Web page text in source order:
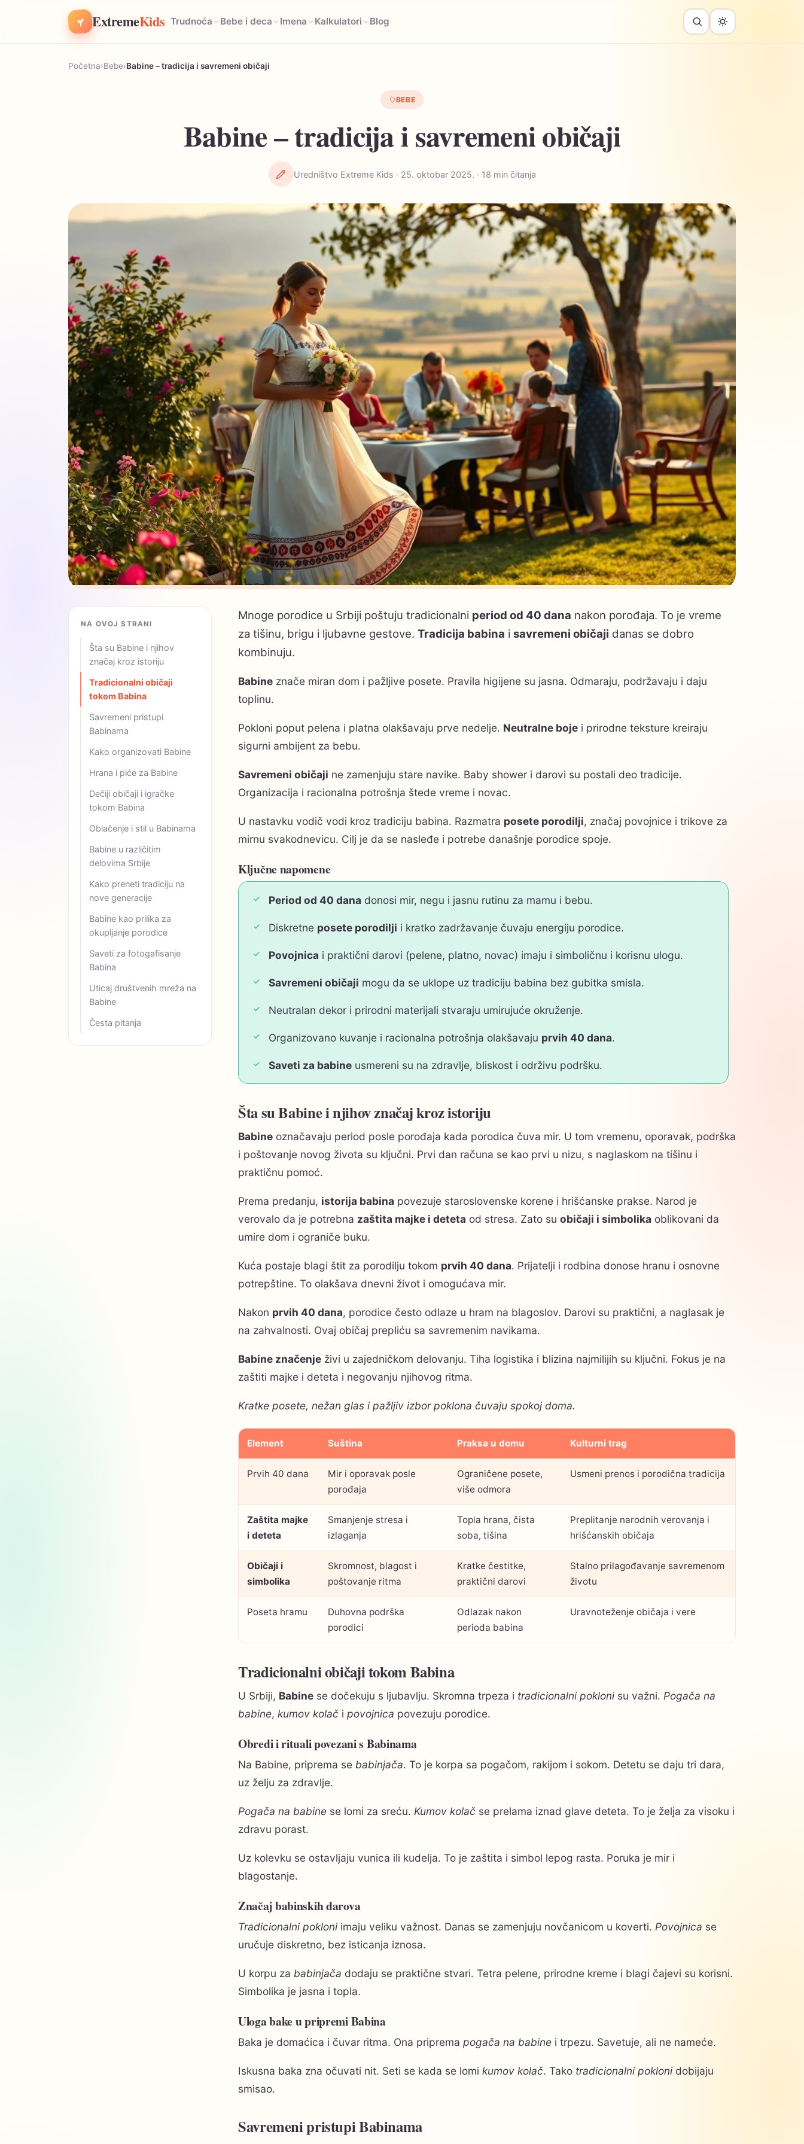
ExtremeKids Trudnoća Bebe i deca Imena Kalkulatori Blog
Početna›Bebe›Babine – tradicija i savremeni običaji
BEBE
Babine – tradicija i savremeni običaji
Uredništvo Extreme Kids · 25. oktobar 2025. · 18 min čitanja
NA OVOJ STRANI
Šta su Babine i njihov
značaj kroz istoriju
Tradicionalni običaji
tokom Babina
Savremeni pristupi
Babinama
Kako organizovati Babine
Hrana i piće za Babine
Dečiji običaji i igračke
tokom Babina
Oblačenje i stil u Babinama
Babine u različitim
delovima Srbije
Kako preneti tradiciju na
nove generacije
Babine kao prilika za
okupljanje porodice
Saveti za fotogafisanje
Babina
Uticaj društvenih mreža na
Babine
Česta pitanja
Mnoge porodice u Srbiji poštuju tradicionalni period od 40 dana nakon porođaja. To je vreme
za tišinu, brigu i ljubavne gestove. Tradicija babina i savremeni običaji danas se dobro
kombinuju.
Babine znače miran dom i pažljive posete. Pravila higijene su jasna. Odmaraju, podržavaju i daju
toplinu.
Pokloni poput pelena i platna olakšavaju prve nedelje. Neutralne boje i prirodne teksture kreiraju
sigurni ambijent za bebu.
Savremeni običaji ne zamenjuju stare navike. Baby shower i darovi su postali deo tradicije.
Organizacija i racionalna potrošnja štede vreme i novac.
U nastavku vodič vodi kroz tradiciju babina. Razmatra posete porodilji, značaj povojnice i trikove za
mirnu svakodnevicu. Cilj je da se nasleđe i potrebe današnje porodice spoje.
Ključne napomene
Period od 40 dana donosi mir, negu i jasnu rutinu za mamu i bebu.
Diskretne posete porodilji i kratko zadržavanje čuvaju energiju porodice.
Povojnica i praktični darovi (pelene, platno, novac) imaju i simboličnu i korisnu ulogu.
Savremeni običaji mogu da se uklope uz tradiciju babina bez gubitka smisla.
Neutralan dekor i prirodni materijali stvaraju umirujuće okruženje.
Organizovano kuvanje i racionalna potrošnja olakšavaju prvih 40 dana.
Saveti za babine usmereni su na zdravlje, bliskost i održivu podršku.
Šta su Babine i njihov značaj kroz istoriju
Babine označavaju period posle porođaja kada porodica čuva mir. U tom vremenu, oporavak, podrška
i poštovanje novog života su ključni. Prvi dan računa se kao prvi u nizu, s naglaskom na tišinu i
praktičnu pomoć.
Prema predanju, istorija babina povezuje staroslovenske korene i hrišćanske prakse. Narod je
verovalo da je potrebna zaštita majke i deteta od stresa. Zato su običaji i simbolika oblikovani da
umire dom i ograniče buku.
Kuća postaje blagi štit za porodilju tokom prvih 40 dana. Prijatelji i rodbina donose hranu i osnovne
potrepštine. To olakšava dnevni život i omogućava mir.
Nakon prvih 40 dana, porodice često odlaze u hram na blagoslov. Darovi su praktični, a naglasak je
na zahvalnosti. Ovaj običaj prepliću sa savremenim navikama.
Babine značenje živi u zajedničkom delovanju. Tiha logistika i blizina najmilijih su ključni. Fokus je na
zaštiti majke i deteta i negovanju njihovog ritma.
Kratke posete, nežan glas i pažljiv izbor poklona čuvaju spokoj doma.
Element Suština Praksa u domu Kulturni trag
Prvih 40 dana
Mir i oporavak posle
porođaja
Ograničene posete,
više odmora
Usmeni prenos i porodična tradicija
Zaštita majke
i deteta
Smanjenje stresa i
izlaganja
Topla hrana, čista
soba, tišina
Preplitanje narodnih verovanja i
hrišćanskih običaja
Običaji i
simbolika
Skromnost, blagost i
poštovanje ritma
Kratke čestitke,
praktični darovi
Stalno prilagođavanje savremenom
životu
Poseta hramu
Duhovna podrška
porodici
Odlazak nakon
perioda babina
Uravnoteženje običaja i vere
Tradicionalni običaji tokom Babina
U Srbiji, Babine se dočekuju s ljubavlju. Skromna trpeza i tradicionalni pokloni su važni. Pogača na
babine, kumov kolač i povojnica povezuju porodice.
Obredi i rituali povezani s Babinama
Na Babine, priprema se babinjača. To je korpa sa pogačom, rakijom i sokom. Detetu se daju tri dara,
uz želju za zdravlje.
Pogača na babine se lomi za sreću. Kumov kolač se prelama iznad glave deteta. To je želja za visoku i
zdravu porast.
Uz kolevku se ostavljaju vunica ili kudelja. To je zaštita i simbol lepog rasta. Poruka je mir i
blagostanje.
Značaj babinskih darova
Tradicionalni pokloni imaju veliku važnost. Danas se zamenjuju novčanicom u koverti. Povojnica se
uručuje diskretno, bez isticanja iznosa.
U korpu za babinjača dodaju se praktične stvari. Tetra pelene, prirodne kreme i blagi čajevi su korisni.
Simbolika je jasna i topla.
Uloga bake u pripremi Babina
Baka je domaćica i čuvar ritma. Ona priprema pogača na babine i trpezu. Savetuje, ali ne nameće.
Iskusna baka zna očuvati nit. Seti se kada se lomi kumov kolač. Tako tradicionalni pokloni dobijaju
smisao.
Savremeni pristupi Babinama